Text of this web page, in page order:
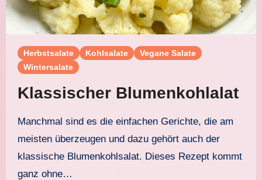
Herbstsalate Kohlsalate
Vegane Salate
Wintersalate
Klassischer Blumenkohlalat
Manchmal sind es die einfachen Gerichte, die am
meisten überzeugen und dazu gehört auch der
klassische Blumenkohlsalat. Dieses Rezept kommt
ganz ohne…